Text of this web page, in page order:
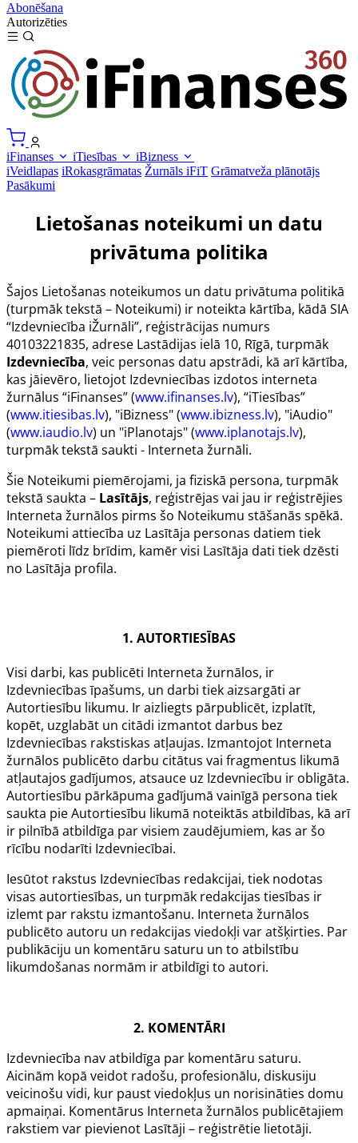
Abonēšana
Autorizēties
iFinanses iTiesības
iBizness
iVeidlapas iRokasgrāmatas Žurnāls iFiT Grāmatveža plānotājs
Pasākumi
Lietošanas noteikumi un datu
privātuma politika
Šajos Lietošanas noteikumos un datu privātuma politikā
(turpmāk tekstā – Noteikumi) ir noteikta kārtība, kādā SIA
“Izdevniecība iŽurnāli”, reģistrācijas numurs
40103221835, adrese Lastādijas ielā 10, Rīgā, turpmāk
Izdevniecība, veic personas datu apstrādi, kā arī kārtība,
kas jāievēro, lietojot Izdevniecības izdotos interneta
žurnālus “iFinanses” (www.ifinanses.lv), “iTiesības”
(www.itiesibas.lv), "iBizness" (www.ibizness.lv), "iAudio"
(www.iaudio.lv) un "iPlanotajs" (www.iplanotajs.lv),
turpmāk tekstā saukti - Interneta žurnāli.
Šie Noteikumi piemērojami, ja fiziskā persona, turpmāk
tekstā saukta – Lasītājs, reģistrējas vai jau ir reģistrējies
Interneta žurnālos pirms šo Noteikumu stāšanās spēkā.
Noteikumi attiecība uz Lasītāja personas datiem tiek
piemēroti līdz brīdim, kamēr visi Lasītāja dati tiek dzēsti
no Lasītāja profila.
1. AUTORTIESĪBAS
Visi darbi, kas publicēti Interneta žurnālos, ir
Izdevniecības īpašums, un darbi tiek aizsargāti ar
Autortiesību likumu. Ir aizliegts pārpublicēt, izplatīt,
kopēt, uzglabāt un citādi izmantot darbus bez
Izdevniecības rakstiskas atļaujas. Izmantojot Interneta
žurnālos publicēto darbu citātus vai fragmentus likumā
atļautajos gadījumos, atsauce uz Izdevniecību ir obligāta.
Autortiesību pārkāpuma gadījumā vainīgā persona tiek
saukta pie Autortiesību likumā noteiktās atbildības, kā arī
ir pilnībā atbildīga par visiem zaudējumiem, kas ar šo
rīcību nodarīti Izdevniecībai.
Iesūtot rakstus Izdevniecības redakcijai, tiek nodotas
visas autortiesības, un turpmāk redakcijas tiesības ir
izlemt par rakstu izmantošanu. Interneta žurnālos
publicēto autoru un redakcijas viedokļi var atšķirties. Par
publikāciju un komentāru saturu un to atbilstību
likumdošanas normām ir atbildīgi to autori.
2. KOMENTĀRI
Izdevniecība nav atbildīga par komentāru saturu.
Aicinām kopā veidot radošu, profesionālu, diskusiju
veicinošu vidi, kur paust viedokļus un norisināties domu
apmaiņai. Komentārus Interneta žurnālos publicētajiem
rakstiem var pievienot Lasītāji – reģistrētie lietotāji.